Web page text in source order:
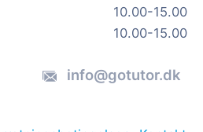
10.00-15.00
10.00-15.00
info@gotutor.dk